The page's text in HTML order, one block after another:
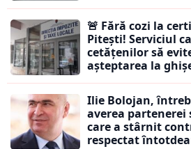
🚨 Fără cozi la
Pitești! Serviciul
cetățenilor să
așteptarea la
Ilie Bolojan,
averea partenerei
care a stârnit
respectat